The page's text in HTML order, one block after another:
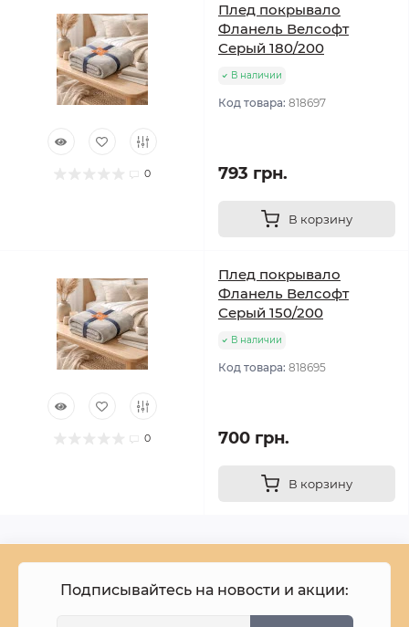
0
Плед покрывало
Фланель Велсофт
Серый 180/200
В наличии
Код товара: 818697
793 грн.
В корзину
0
Плед покрывало
Фланель Велсофт
Серый 150/200
В наличии
Код товара: 818695
700 грн.
В корзину
Подписывайтесь на новости и акции: